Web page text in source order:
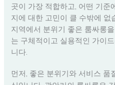
곳이 가장 적합하고, 어떤 기준
지에 대한 고민이 클 수밖에 없
지역에서 분위기 좋은 룸싸롱
는 구체적이고 실용적인 가이
니다.
먼저, 좋은 분위기와 서비스 품